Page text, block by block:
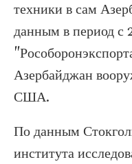
техники в сам
данным в период с
Азербайджан
США.
По данным
института